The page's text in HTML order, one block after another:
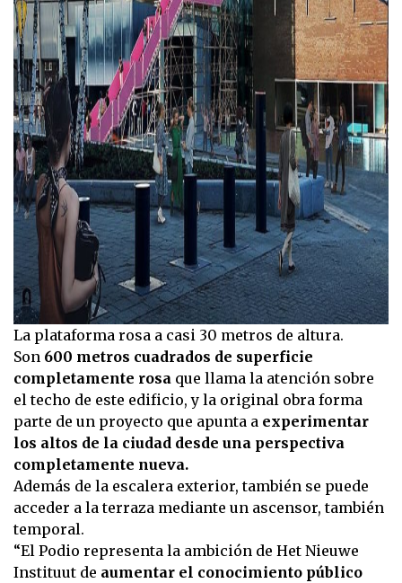
La plataforma rosa a casi 30 metros de altura.
Son 600 metros cuadrados de superficie
completamente rosa que llama la atención sobre
el techo de este edificio, y la original obra forma
parte de un proyecto que apunta a experimentar
los altos de la ciudad desde una perspectiva
completamente nueva.
Además de la escalera exterior, también se puede
acceder a la terraza mediante un ascensor, también
temporal.
“El Podio representa la ambición de Het Nieuwe
Instituut de aumentar el conocimiento público